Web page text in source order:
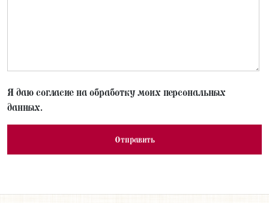
Я даю согласие на обработку моих персональных
данных.